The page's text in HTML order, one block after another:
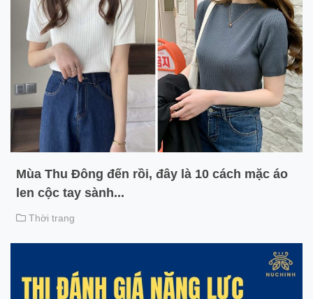
Mùa Thu Đông đến rồi, đây là 10 cách mặc áo
len cộc tay sành...
Thời trang